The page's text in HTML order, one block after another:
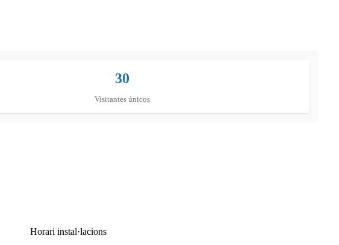
30
Visitantes únicos
Horari instal·lacions